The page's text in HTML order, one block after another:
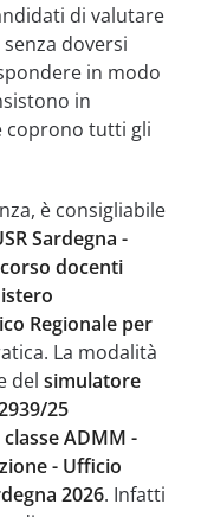
di valutare
doversi
in modo
in
coprono tutti gli
è consigliabile
Sardegna -
docenti
Regionale per
La modalità
del simulatore
25
ADMM -
- Ufficio
2026. Infatti